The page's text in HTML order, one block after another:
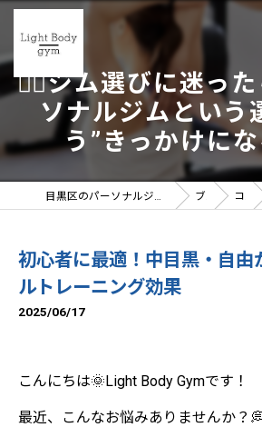
🏋️‍♀️ジム選びに迷っ
ソナルジムという
う”きっかけに
目黒区のパーソナルジムならLight Body gymへ | 女性トレーナー在籍 ブログ コラム
初心者に最適！中目黒・自由
ルトレーニング効果
2025/06/17
こんにちは🌞Light Body Gymです！
最近、こんなお悩みありませんか？